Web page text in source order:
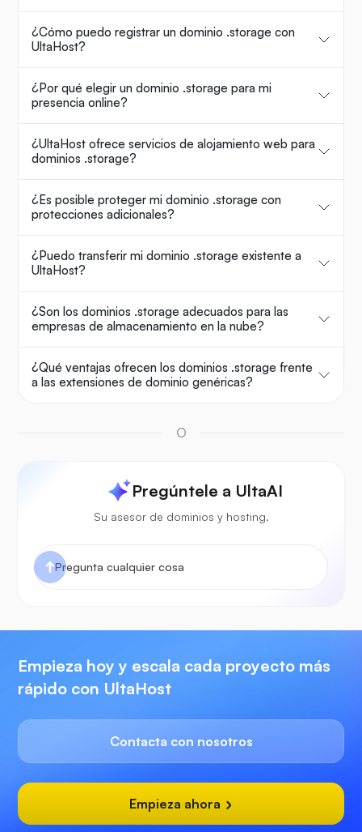
¿Cómo puedo registrar un dominio .storage con
UltaHost?
¿Por qué elegir un dominio .storage para mi
presencia online?
¿UltaHost ofrece servicios de alojamiento web para
dominios .storage?
¿Es posible proteger mi dominio .storage con
protecciones adicionales?
¿Puedo transferir mi dominio .storage existente a
UltaHost?
¿Son los dominios .storage adecuados para las
empresas de almacenamiento en la nube?
¿Qué ventajas ofrecen los dominios .storage frente
a las extensiones de dominio genéricas?
O
Pregúntele a UltaAI
Su asesor de dominios y hosting.
Empieza hoy y escala cada proyecto más
rápido con UltaHost
Contacta con nosotros
Empieza ahora